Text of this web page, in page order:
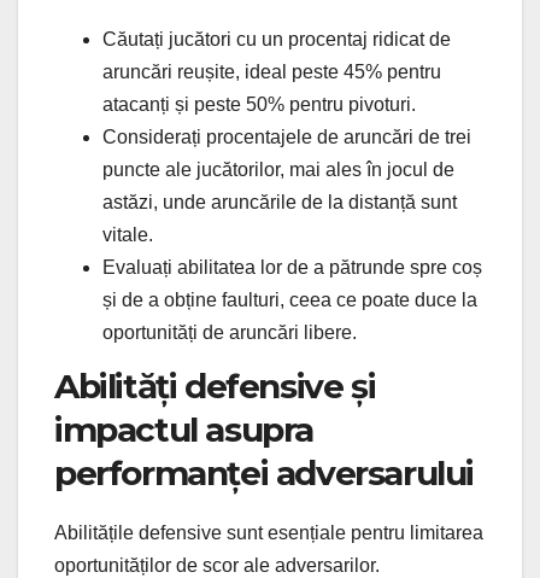
Căutați jucători cu un procentaj ridicat de
aruncări reușite, ideal peste 45% pentru
atacanți și peste 50% pentru pivoturi.
Considerați procentajele de aruncări de trei
puncte ale jucătorilor, mai ales în jocul de
astăzi, unde aruncările de la distanță sunt
vitale.
Evaluați abilitatea lor de a pătrunde spre coș
și de a obține faulturi, ceea ce poate duce la
oportunități de aruncări libere.
Abilități defensive și
impactul asupra
performanței adversarului
Abilitățile defensive sunt esențiale pentru limitarea
oportunităților de scor ale adversarilor.